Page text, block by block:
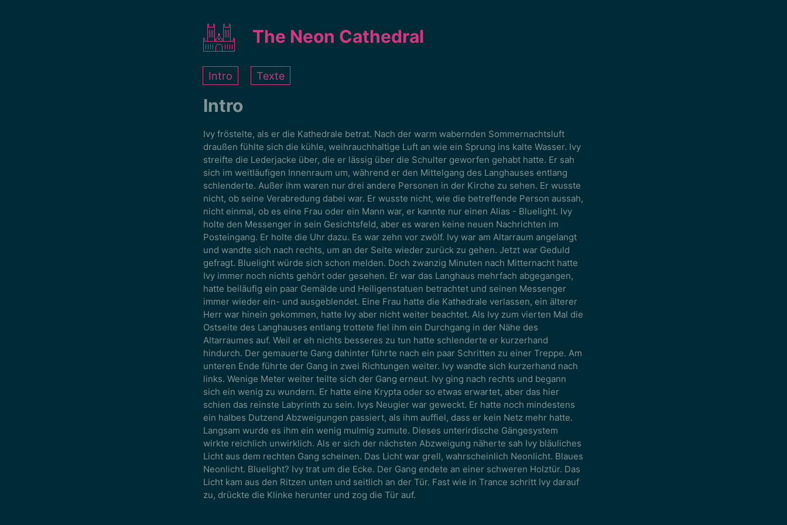
The Neon Cathedral
Intro Texte
Intro
Ivy fröstelte, als er die Kathedrale betrat. Nach der warm wabernden Sommernachtsluft
draußen fühlte sich die kühle, weihrauchhaltige Luft an wie ein Sprung ins kalte Wasser. Ivy
streifte die Lederjacke über, die er lässig über die Schulter geworfen gehabt hatte. Er sah
sich im weitläufigen Innenraum um, während er den Mittelgang des Langhauses entlang
schlenderte. Außer ihm waren nur drei andere Personen in der Kirche zu sehen. Er wusste
nicht, ob seine Verabredung dabei war. Er wusste nicht, wie die betreffende Person aussah,
nicht einmal, ob es eine Frau oder ein Mann war, er kannte nur einen Alias - Bluelight. Ivy
holte den Messenger in sein Gesichtsfeld, aber es waren keine neuen Nachrichten im
Posteingang. Er holte die Uhr dazu. Es war zehn vor zwölf. Ivy war am Altarraum angelangt
und wandte sich nach rechts, um an der Seite wieder zurück zu gehen. Jetzt war Geduld
gefragt. Bluelight würde sich schon melden. Doch zwanzig Minuten nach Mitternacht hatte
Ivy immer noch nichts gehört oder gesehen. Er war das Langhaus mehrfach abgegangen,
hatte beiläufig ein paar Gemälde und Heiligenstatuen betrachtet und seinen Messenger
immer wieder ein- und ausgeblendet. Eine Frau hatte die Kathedrale verlassen, ein älterer
Herr war hinein gekommen, hatte Ivy aber nicht weiter beachtet. Als Ivy zum vierten Mal die
Ostseite des Langhauses entlang trottete fiel ihm ein Durchgang in der Nähe des
Altarraumes auf. Weil er eh nichts besseres zu tun hatte schlenderte er kurzerhand
hindurch. Der gemauerte Gang dahinter führte nach ein paar Schritten zu einer Treppe. Am
unteren Ende führte der Gang in zwei Richtungen weiter. Ivy wandte sich kurzerhand nach
links. Wenige Meter weiter teilte sich der Gang erneut. Ivy ging nach rechts und begann
sich ein wenig zu wundern. Er hatte eine Krypta oder so etwas erwartet, aber das hier
schien das reinste Labyrinth zu sein. Ivys Neugier war geweckt. Er hatte noch mindestens
ein halbes Dutzend Abzweigungen passiert, als ihm auffiel, dass er kein Netz mehr hatte.
Langsam wurde es ihm ein wenig mulmig zumute. Dieses unterirdische Gängesystem
wirkte reichlich unwirklich. Als er sich der nächsten Abzweigung näherte sah Ivy bläuliches
Licht aus dem rechten Gang scheinen. Das Licht war grell, wahrscheinlich Neonlicht. Blaues
Neonlicht. Bluelight? Ivy trat um die Ecke. Der Gang endete an einer schweren Holztür. Das
Licht kam aus den Ritzen unten und seitlich an der Tür. Fast wie in Trance schritt Ivy darauf
zu, drückte die Klinke herunter und zog die Tür auf.